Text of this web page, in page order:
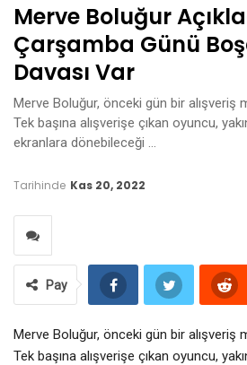
Merve Boluğur
Çarşamba Günü
Davası Var
Merve Boluğur, önceki gün bir alışveriş
Tek başına alışverişe çıkan oyuncu,
ekranlara dönebileceği …
Tarihinde Kas 20, 2022
Pay
Merve Boluğur, önceki gün bir alışveriş
Tek başına alışverişe çıkan oyuncu,